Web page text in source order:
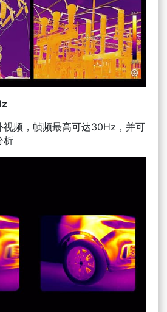
视频，帧频最高可达30Hz，并可
析